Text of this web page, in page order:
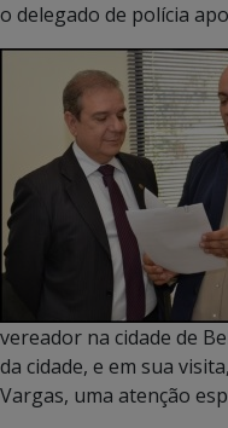
o delegado de polícia
vereador na cidade de
da cidade, e em sua
Vargas, uma atenção